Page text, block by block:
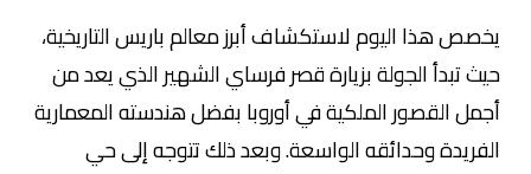
يخصص هذا اليوم لاستكشاف أبرز معالم باريس التاريخية،
حيث تبدأ الجولة بزيارة قصر فرساي الشهير الذي يعد من
أجمل القصور الملكية في أوروبا بفضل هندسته المعمارية
الفريدة وحدائقه الواسعة. وبعد ذلك تتوجه إلى حي